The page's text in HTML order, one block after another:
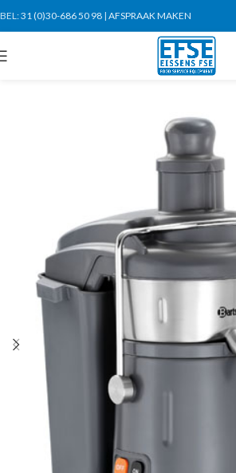
BEL:31 (0)30-686 50 98 | AFSPRAAK MAKEN